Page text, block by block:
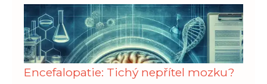
Encefalopatie: Tichý nepřítel mozku?